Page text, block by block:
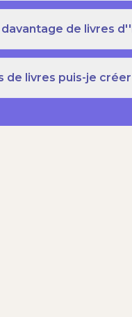
de livres
de livres puis-je